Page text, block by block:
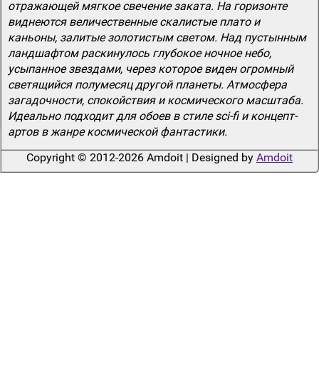
отражающей мягкое свечение заката. На горизонте
виднеются величественные скалистые плато и
каньоны, залитые золотистым светом. Над пустынным
ландшафтом раскинулось глубокое ночное небо,
усыпанное звездами, через которое виден огромный
светящийся полумесяц другой планеты. Атмосфера
загадочности, спокойствия и космического масштаба.
Идеально подходит для обоев в стиле sci-fi и концепт-
артов в жанре космической фантастики.
Copyright © 2012-2026 Amdoit | Designed by Amdoit